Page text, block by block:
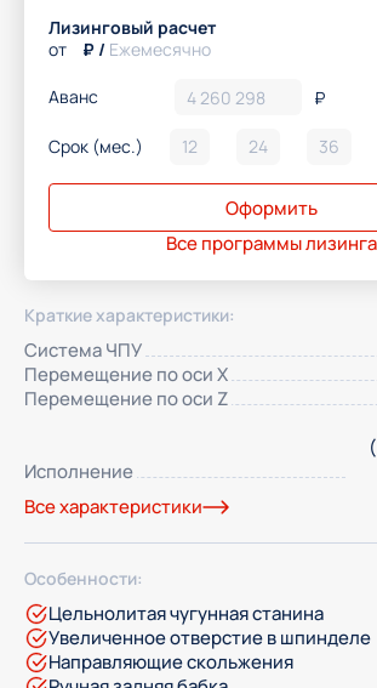
Лизинговый расчет
от
₽ / Ежемесячно
Аванс ₽
Срок (мес.) 12 24 36
Оформить
Все программы лизинга
Краткие характеристики:
Система ЧПУ
Перемещение по оси Х
Перемещение по оси Z
Исполнение
Все характеристики
Особенности:
Цельнолитая чугунная станина
Увеличенное отверстие в шпинделе
Направляющие скольжения